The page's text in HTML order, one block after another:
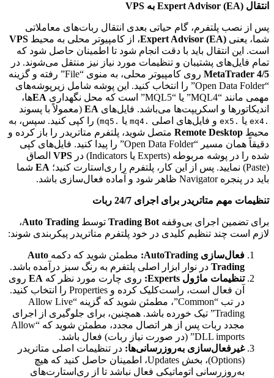
انتقال Expert Advisor (EA) به VPS
پس از نصب پلتفرم، گام حیاتی بعدی انتقال ربات‌های معاملاتی
شما، یعنی Expert Advisor (EA)، از کامپیوتر محلی به محیط VPS
است. این انتقال باید با دقت انجام شود تا اطمینان حاصل شود که
تمام فایل‌های پشتیبان و تنظیمات مورد نیاز نیز منتقل می‌شوند. در
MetaTrader 4/5
روی کامپیوتر محلی، به منوی “File” رفته و گزینه
“Open Data Folder” را انتخاب کنید. این پوشه شامل زیرپوشه‌های
مهمی مانند “MQL4” یا “MQL5” است که محل نگهداری
EAها،
اندیکاتورها و اسکریپت‌ها می‌باشد. فایل‌های EA (معمولاً با پسوند
.ex4 یا .ex5 و فایل‌های اصلی .mq4 یا .mq5
) را کپی کنید. سپس، به
محیط Remote Desktop متصل شوید، پلتفرم متاتریدر را باز کرده و
دقیقاً همان مسیر “Open Data Folder” را پیدا کنید. فایل‌های کپی
شده را در پوشه مربوطه (Experts یا Indicators) در
VPS الصاق
(Paste) نمایید. پس از این کار، پلتفرم را ری‌استارت کنید؛
EA شما
باید در پنجره Navigator ظاهر شود و آماده فعال‌سازی باشد.
تنظیمات مهم متاتریدر برای اجرای 24/7 ربات
برای تضمین اجرای بی‌وقفه Trading Bot توسط Auto Trading،
لازم است چند تنظیم کلیدی در خود پلتفرم متاتریدر پیکربندی شوند:
فعال‌سازی AutoTrading: مطمئن شوید که دکمه Auto
Trading در نوار ابزار اصلی پلتفرم به رنگ سبز درآمده باشد.
تنظیمات ماژول Experts:
روی چارت مورد نظر که EA روی
آن فعال است، راست‌کلیک کرده و Properties را انتخاب کنید.
در تب “Common”، مطمئن شوید که گزینه “Allow Live
Trading” تیک خورده باشد. همچنین، برای جلوگیری از اجرای
مجدد ربات پس از هر اتصال مجدد، مطمئن شوید که “Allow
DLL imports” (در صورت نیاز ربات) فعال باشد.
غیرفعال‌سازی به‌روزرسانی‌ها: در تنظیمات اصلی متاتریدر
(Options)، بخش Updates، اطمینان حاصل کنید که هیچ
به‌روزرسانی اتوماتیکی فعال نباشد تا از ری‌استارت‌های